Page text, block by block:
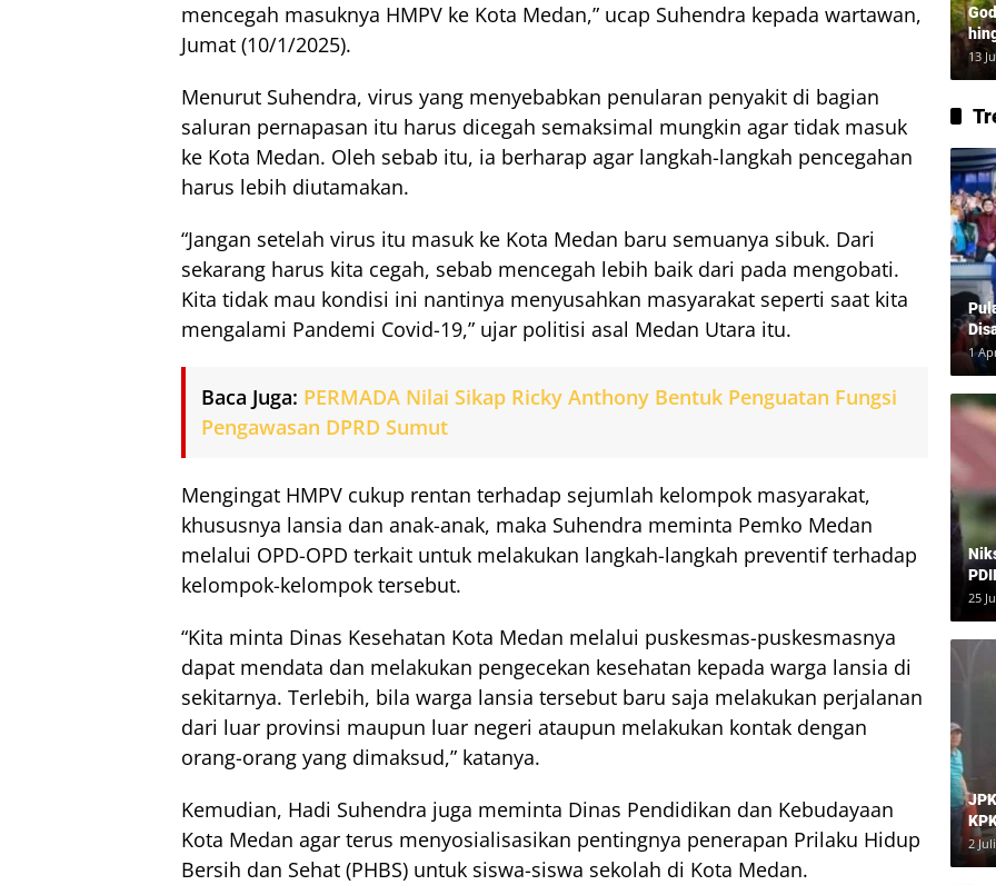
mencegah masuknya HMPV ke Kota Medan,” ucap Suhendra kepada wartawan,
Jumat (10/1/2025).
Menurut Suhendra, virus yang menyebabkan penularan penyakit di bagian
saluran pernapasan itu harus dicegah semaksimal mungkin agar tidak masuk
ke Kota Medan. Oleh sebab itu, ia berharap agar langkah-langkah pencegahan
harus lebih diutamakan.
“Jangan setelah virus itu masuk ke Kota Medan baru semuanya sibuk. Dari
sekarang harus kita cegah, sebab mencegah lebih baik dari pada mengobati.
Kita tidak mau kondisi ini nantinya menyusahkan masyarakat seperti saat kita
mengalami Pandemi Covid-19,” ujar politisi asal Medan Utara itu.
Baca Juga: PERMADA Nilai Sikap Ricky Anthony Bentuk Penguatan Fungsi
Pengawasan DPRD Sumut
Mengingat HMPV cukup rentan terhadap sejumlah kelompok masyarakat,
khususnya lansia dan anak-anak, maka Suhendra meminta Pemko Medan
melalui OPD-OPD terkait untuk melakukan langkah-langkah preventif terhadap
kelompok-kelompok tersebut.
“Kita minta Dinas Kesehatan Kota Medan melalui puskesmas-puskesmasnya
dapat mendata dan melakukan pengecekan kesehatan kepada warga lansia di
sekitarnya. Terlebih, bila warga lansia tersebut baru saja melakukan perjalanan
dari luar provinsi maupun luar negeri ataupun melakukan kontak dengan
orang-orang yang dimaksud,” katanya.
Kemudian, Hadi Suhendra juga meminta Dinas Pendidikan dan Kebudayaan
Kota Medan agar terus menyosialisasikan pentingnya penerapan Prilaku Hidup
Bersih dan Sehat (PHBS) untuk siswa-siswa sekolah di Kota Medan.
13
1
25
2